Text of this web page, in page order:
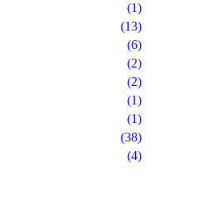
(1)
(13)
(6)
(2)
(2)
(1)
(1)
(38)
(4)